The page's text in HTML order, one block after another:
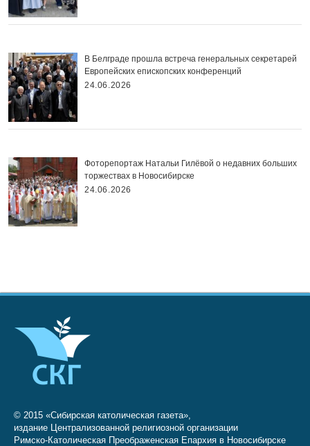
В Белграде прошла встреча генеральных секретарей
Европейских епископских конференций
24.06.2026
Фоторепортаж Натальи Гилёвой о недавних больших
торжествах в Новосибирске
24.06.2026
© 2015 «Сибирская католическая газета»,
издание Централизованной религиозной организации
Римско-Католическая Преображенская Епархия в Новосибирске